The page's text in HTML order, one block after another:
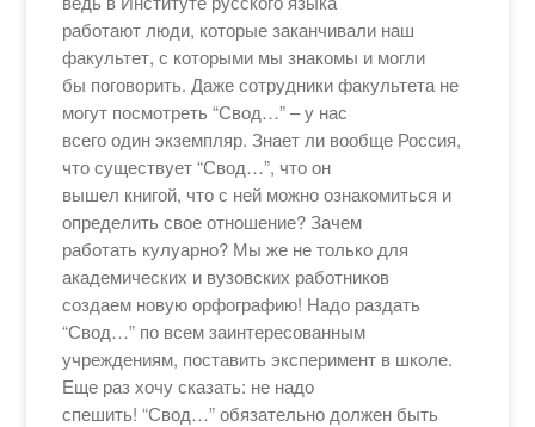
работают люди, которые заканчивали наш
факультет, с которыми мы знакомы и могли
бы поговорить. Даже сотрудники факультета не
могут посмотреть “Свод…” – у нас
всего один экземпляр. Знает ли вообще Россия,
что существует “Свод…”, что он
вышел книгой, что с ней можно ознакомиться и
определить свое отношение? Зачем
работать кулуарно? Мы же не только для
академических и вузовских работников
создаем новую орфографию! Надо раздать
“Свод…” по всем заинтересованным
учреждениям, поставить эксперимент в школе.
Еще раз хочу сказать: не надо
спешить! “Свод…” обязательно должен быть